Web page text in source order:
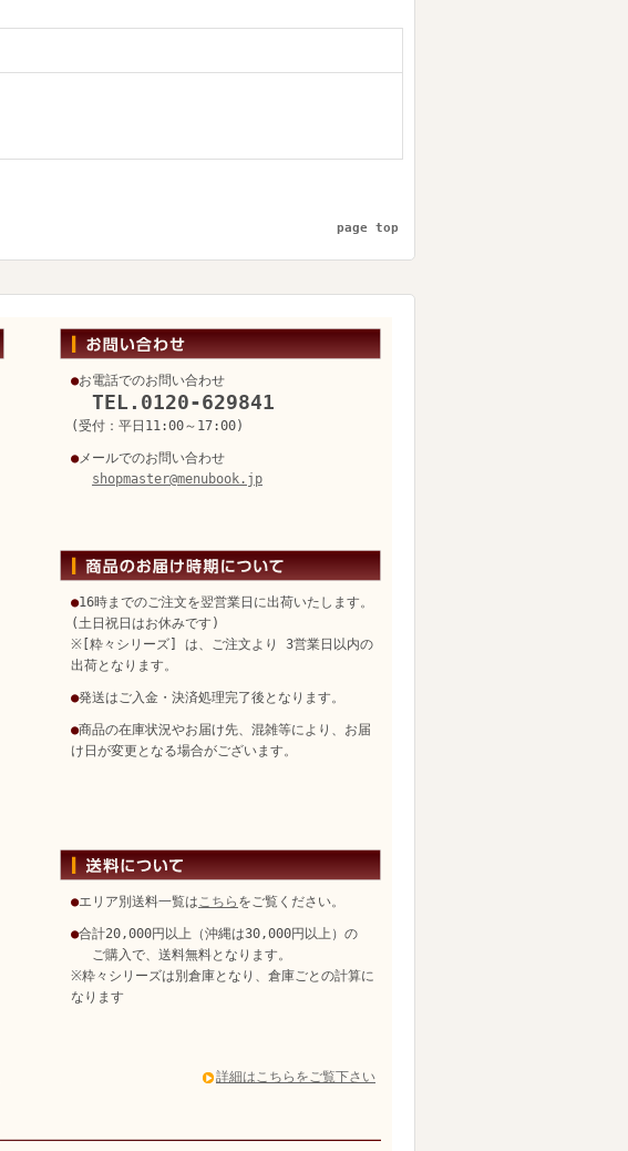
page top
●お電話でのお問い合わせ
TEL.0120-629841
(受付：平日11:00～17:00)
●メールでのお問い合わせ
shopmaster@menubook.jp
●16時までのご注文を翌営業日に出荷いたします。
(土日祝日はお休みです)
※[粋々シリーズ] は、ご注文より 3営業日以内の
出荷となります。
●発送はご入金・決済処理完了後となります。
●商品の在庫状況やお届け先、混雑等により、お届
け日が変更となる場合がございます。
●エリア別送料一覧はこちら をご覧ください。
●合計20,000円以上（沖縄は30,000円以上）の
ご購入で、送料無料となります。
※粋々シリーズは別倉庫となり、倉庫ごとの計算に
なります
詳細はこちらをご覧下さい